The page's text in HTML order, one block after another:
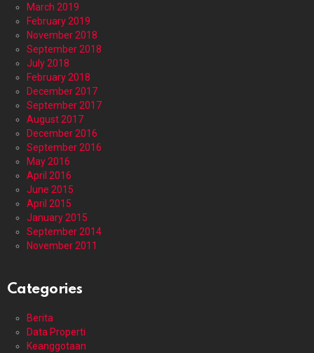
March 2019
February 2019
November 2018
September 2018
July 2018
February 2018
December 2017
September 2017
August 2017
December 2016
September 2016
May 2016
April 2016
June 2015
April 2015
January 2015
September 2014
November 2011
Categories
Berita
Data Properti
Keanggotaan